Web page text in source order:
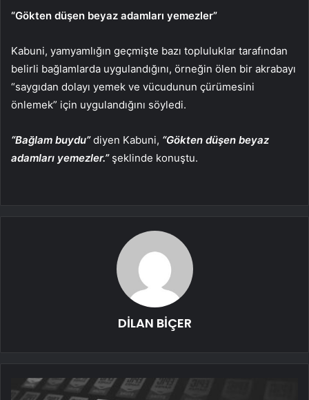
“Gökten düşen beyaz adamları yemezler”
Kabuni, yamyamlığın geçmişte bazı topluluklar tarafından
belirli bağlamlarda uygulandığını, örneğin ölen bir akrabayı
“saygıdan dolayı yemek ve vücudunun çürümesini
önlemek” için uygulandığını söyledi.
“Bağlam buydu”diyen Kabuni, “Gökten düşen beyaz
adamları yemezler.”şeklinde konuştu.
DİLAN BİÇER